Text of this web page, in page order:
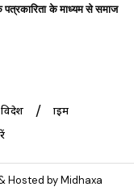
पत्रकारिता के माध्यम से समाज
विदेश
क्राइम
Hosted by Midhaxa